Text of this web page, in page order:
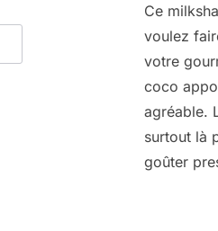
Ce
voulez
votre
coco
agréable.
surtout là
goûter